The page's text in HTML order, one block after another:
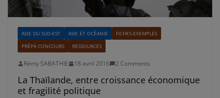
ASIE DU SUD-EST ASIE ET OCÉANIE
FICHES-EXEMPLES
PRÉPA CONCOURS
RESSOURCES
Rémy SABATHIE 18 avril 2016 2 Comments
La Thaïlande, entre croissance économique
et fragilité politique